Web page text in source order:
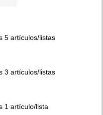
5 artículos/listas
3 artículos/listas
1 artículo/lista